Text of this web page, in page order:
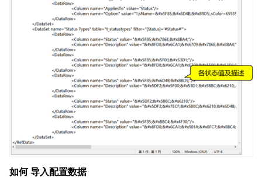
如何 导入配置数据